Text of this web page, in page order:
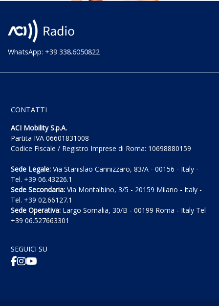
WhatsApp: +39 338.6050822
CONTATTI
ACI Mobility S.p.A.
Partita IVA 06601831008
Codice Fiscale / Registro Imprese di Roma: 10698880159
Sede Legale: Via Stanislao Cannizzaro, 83/A - 00156 - Italy -
Tel. +39 06.43226.1
Sede Secondaria: Via Montalbino, 3/5 - 20159 Milano - Italy -
Tel. +39 02.66127.1
Sede Operativa: Largo Somalia, 30/B - 00199 Roma - Italy Tel
+39 06.527663301
SEGUICI SU